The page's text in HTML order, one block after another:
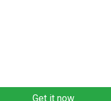
Get it now